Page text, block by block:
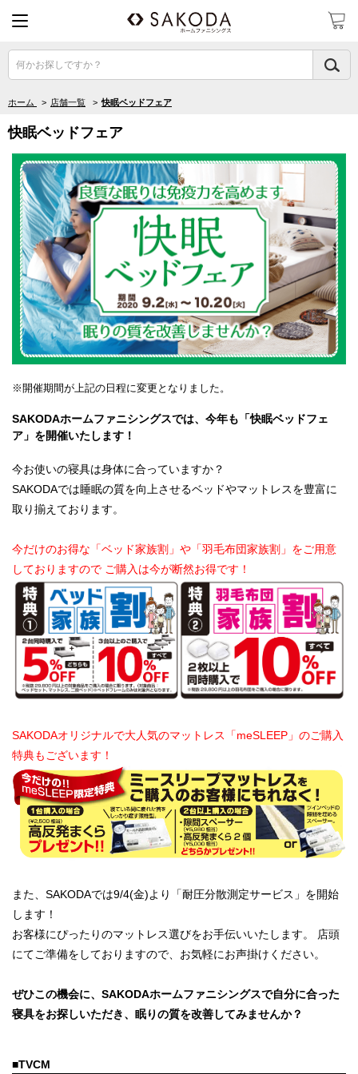
何かお探しですか？
ホーム > 店舗一覧 > 快眠ベッドフェア
快眠ベッドフェア
※開催期間が上記の日程に変更となりました。
SAKODAホームファニシングスでは、今年も「快眠ベッドフェ
ア」を開催いたします！
今お使いの寝具は身体に合っていますか？
SAKODAでは睡眠の質を向上させるベッドやマットレスを豊富に
取り揃えております。
今だけのお得な「ベッド家族割」や「羽毛布団家族割」をご用意
しておりますので ご購入は今が断然お得です！
SAKODAオリジナルで大人気のマットレス「meSLEEP」のご購入
特典もございます！
また、SAKODAでは9/4(金)より「耐圧分散測定サービス」を開始
します！
お客様にぴったりのマットレス選びをお手伝いいたします。
店頭
にてご準備をしておりますので、お気軽にお声掛けください。
ぜひこの機会に、SAKODAホームファニシングスで自分に合った
寝具をお探しいただき、眠りの質を改善してみませんか？
■TVCM